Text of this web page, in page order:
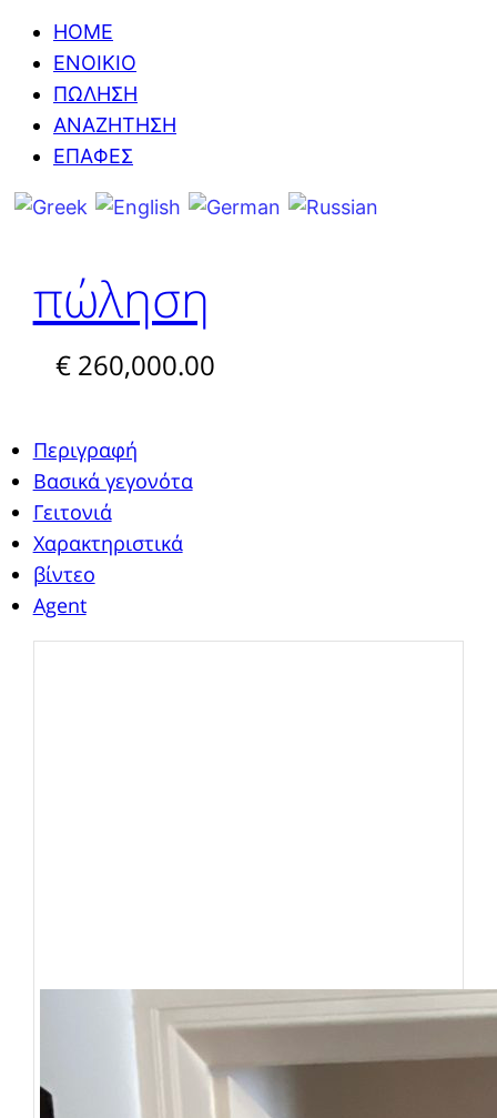
HOME
ΕΝΟΙΚΙΟ
ΠΩΛΗΣΗ
ΑΝΑΖΗΤΗΣΗ
ΕΠΑΦΕΣ
πώληση
€ 260,000.00
Περιγραφή
Βασικά γεγονότα
Γειτονιά
Χαρακτηριστικά
βίντεο
Agent